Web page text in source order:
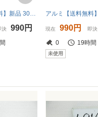
決 990円 現在 990円 即決
0 19時間
未使用